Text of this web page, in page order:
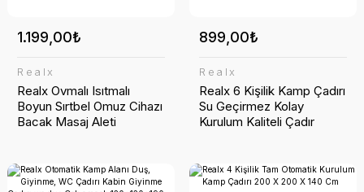
1.199,00₺
Realx
Realx Ovmalı Isıtmalı
Boyun Sırtbel Omuz Cihazı
Bacak Masaj Aleti
899,00₺
Realx
Realx 6 Kişilik Kamp Çadırı
Su Geçirmez Kolay
Kurulum Kaliteli Çadır